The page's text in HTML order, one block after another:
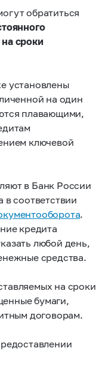
обратиться
сроки
установлены
на один
плавающими,
ключевой
в Банк России
в соответствии
.
кредита
любой день,
средства.
на сроки
бумаги,
договорам.